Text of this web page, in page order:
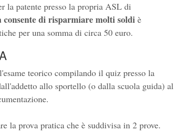
la patente presso la propria ASL di
di risparmiare molti soldi è
per una somma di circa 50 euro.
teorico compilando il quiz presso la
allo sportello (o dalla scuola guida) al
la prova pratica che è suddivisa in 2 prove.